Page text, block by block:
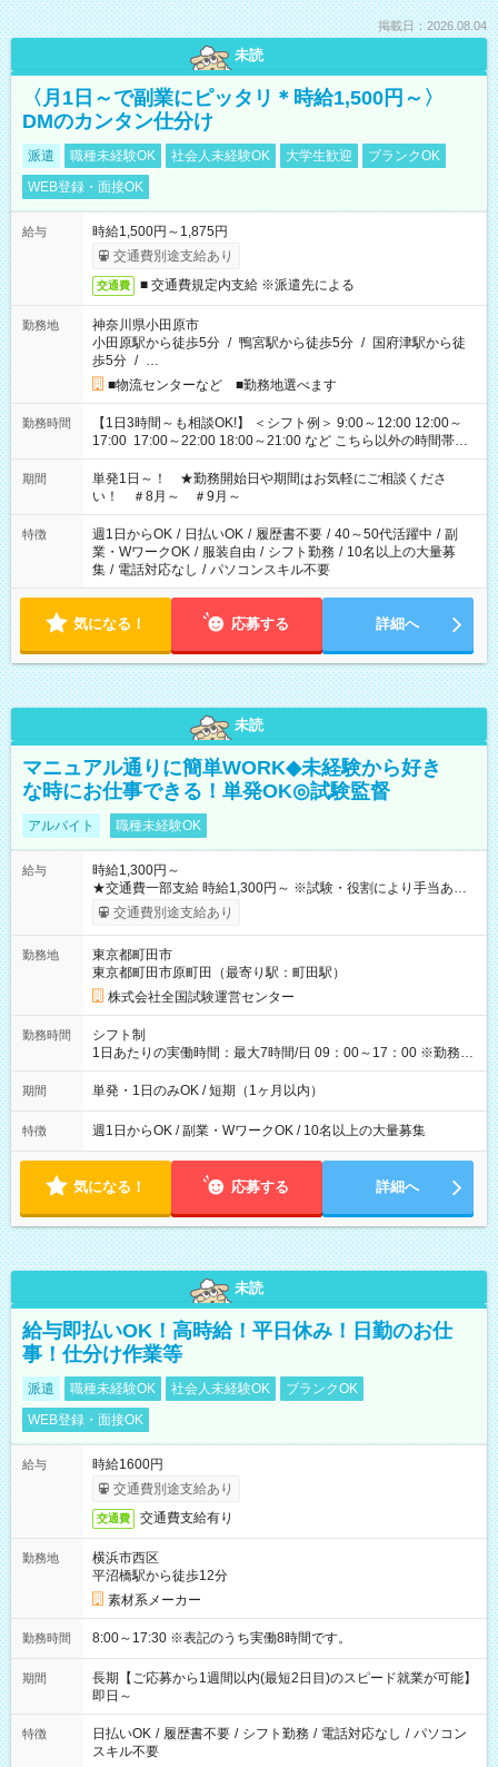
掲載日：2026.08.04
未読
〈月1日～で副業にピッタリ＊時給1,500円～〉
DMのカンタン仕分け
派遣 職種未経験OK 社会人未経験OK 大学生歓迎
ブランクOK
WEB登録・面接OK
給与
時給1,500円～1,875円
交通費別途支給あり
交通費 ■ 交通費規定内支給 ※派遣先による
勤務地
神奈川県小田原市
小田原駅から徒歩5分 / 鴨宮駅から徒歩5分 / 国府津駅から徒
歩5分 / …
■物流センターなど ■勤務地選べます
勤務時間
【1日3時間～も相談OK!】 ＜シフト例＞ 9:00～12:00 12:00～
17:00 17:00～22:00 18:00～21:00 など こちら以外の時間帯も
お気軽にご相談ください！
期間
単発1日～！ ★勤務開始日や期間はお気軽にご相談くださ
い！ ＃8月～ ＃9月～
特徴 週1日からOK / 日払いOK / 履歴書不要 / 40～50代活躍中 / 副
業・WワークOK / 服装自由 / シフト勤務 / 10名以上の大量募
集 / 電話対応なし / パソコンスキル不要
気になる！ 応募する 詳細へ
未読
マニュアル通りに簡単WORK◆未経験から好き
な時にお仕事できる！単発OK◎試験監督
アルバイト 職種未経験OK
給与
時給1,300円～
★交通費一部支給 時給1,300円～ ※試験・役割により手当あり
※勤務回数により昇給あり 【即給（前払い）オプションあ
り！】 希望される場合、勤務から1週間ほどで給与の一部を受け
例】 ・河合塾模擬試験 8:30～17:30（休憩1時間） 時給1,300円
×8時間＝日収10,400円＋交通費 ※当日の役割により時給＋100
円の場合あり ・国家試験 7:00～13:30（休憩なし） 時給1,300
円（役割手当＋100円）×6時間＝日収8,400円＋交通費 【試用期
間】試用期間なし
交通費別途支給あり
勤務地
東京都町田市
東京都町田市原町田（最寄り駅：町田駅）
株式会社全国試験運営センター
勤務時間
シフト制
1日あたりの実働時間：最大7時間/日 09：00～17：00 ※勤務時
間は 試験により異なります。
期間 単発・1日のみOK / 短期（1ヶ月以内）
特徴 週1日からOK / 副業・WワークOK / 10名以上の大量募集
気になる！ 応募する 詳細へ
未読
給与即払いOK！高時給！平日休み！日勤のお仕
事！仕分け作業等
派遣 職種未経験OK 社会人未経験OK
ブランクOK
WEB登録・面接OK
給与
時給1600円
交通費別途支給あり
交通費 交通費支給有り
勤務地
横浜市西区
平沼橋駅から徒歩12分
素材系メーカー
勤務時間 8:00～17:30 ※表記のうち実働8時間です。
期間
長期【ご応募から1週間以内(最短2日目)のスピード就業が可能】
即日～
特徴 日払いOK / 履歴書不要 / シフト勤務 / 電話対応なし / パソコン
スキル不要